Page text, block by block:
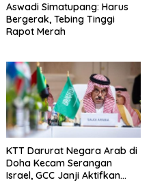
Aswadi Simatupang: Harus
Bergerak, Tebing Tinggi
Rapot Merah
KTT Darurat Negara Arab di
Doha Kecam Serangan
Israel, GCC Janji Aktifkan